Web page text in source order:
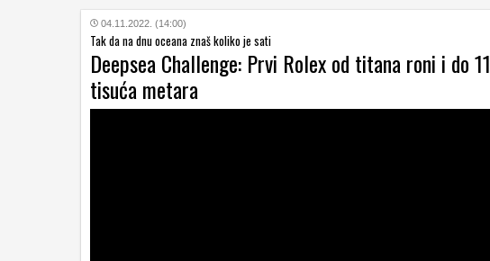
04.11.2022. (14:00)
Tak da na dnu oceana znaš koliko je sati
Deepsea Challenge: Prvi Rolex od titana roni i do 11
tisuća metara